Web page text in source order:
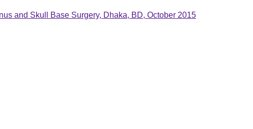
and Skull Base Surgery, Dhaka, BD, October 2015